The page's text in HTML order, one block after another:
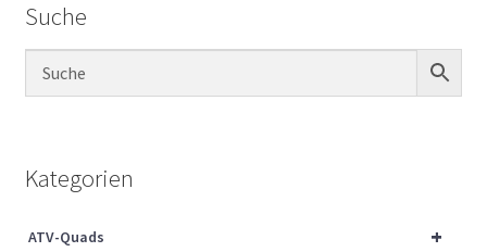
Kontakt
Sachs Ersatzteile
Über uns
Suche
Kategorien
+
ATV-Quads